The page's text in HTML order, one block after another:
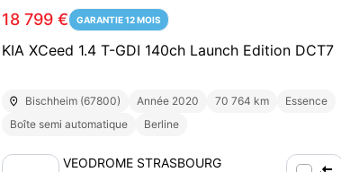
18 799 € GARANTIE 12 MOIS
KIA XCeed 1.4 T-GDI 140ch Launch Edition DCT7
Bischheim (67800) Année 2020 70 764 km
Essence
Boîte semi automatique
Berline
VEODROME STRASBOURG